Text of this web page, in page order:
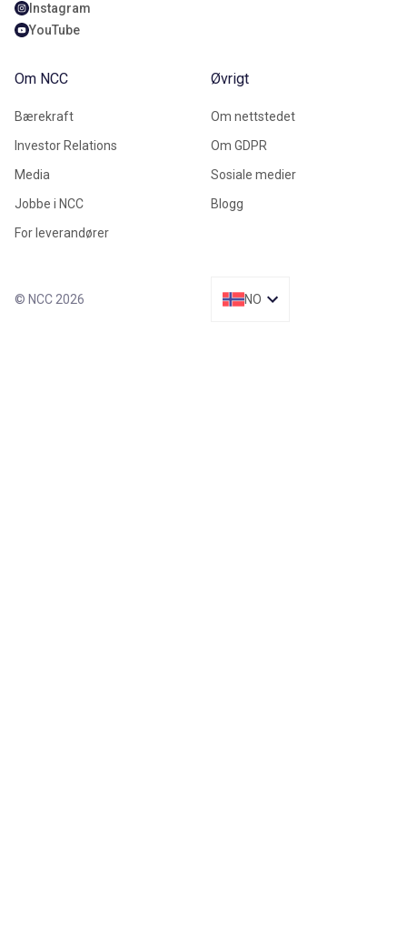
Instagram
YouTube
Om NCC
Bærekraft
Investor Relations
Media
Jobbe i NCC
For leverandører
Øvrigt
Om nettstedet
Om GDPR
Sosiale medier
Blogg
© NCC 2026 NO